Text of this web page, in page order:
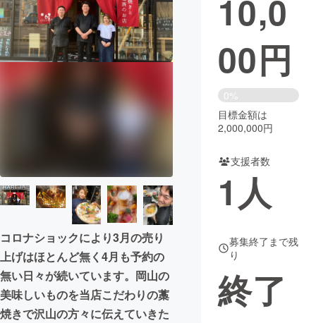
映像・映画 書籍・雑誌
ビジネス・起業 チャレンジ
まちづくり・地域活性化
CAMPFIRE for Social Good
CAMPFIRE Creation
コミュニティ
コロナショックにより3月の売り
上げはほとんど無く4月も予約の
無い日々が続いています。岡山の
美味しいものを当店こだわりの藁
焼きで沢山の方々に伝えていきた
10,0
00円
0%
目標金額は
2,000,000円
支援者数
1人
募集終了まで残
り
終了